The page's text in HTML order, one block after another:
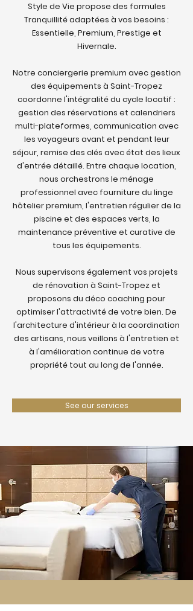
Style de Vie propose des formules
Tranquillité adaptées à vos besoins :
Essentielle, Premium, Prestige et
Hivernale.
Notre conciergerie premium avec gestion
des équipements à Saint-Tropez
coordonne l'intégralité du cycle locatif :
gestion des réservations et calendriers
multi-plateformes, communication avec
les voyageurs avant et pendant leur
séjour, remise des clés avec état des lieux
d'entrée détaillé. Entre chaque location,
nous orchestrons le ménage
professionnel avec fourniture du linge
hôtelier premium, l'entretien régulier de la
piscine et des espaces verts, la
maintenance préventive et curative de
tous les équipements.
Nous supervisons également vos projets
de rénovation à Saint-Tropez et
proposons du déco coaching pour
optimiser l'attractivité de votre bien. De
l'architecture d'intérieur à la coordination
des artisans, nous veillons à l'entretien et
à l'amélioration continue de votre
propriété tout au long de l'année.
See our services